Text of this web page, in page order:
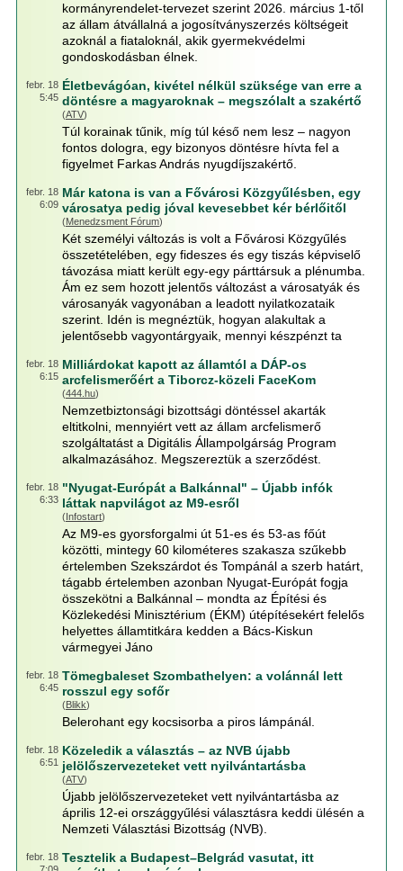
kormányrendelet-tervezet szerint 2026. március 1-től
az állam átvállalná a jogosítványszerzés költségeit
azoknál a fiataloknál, akik gyermekvédelmi
gondoskodásban élnek.
febr. 18
5:45
Életbevágóan, kivétel nélkül szüksége van erre a
döntésre a magyaroknak – megszólalt a szakértő
(ATV)
Túl korainak tűnik, míg túl késő nem lesz – nagyon
fontos dologra, egy bizonyos döntésre hívta fel a
figyelmet Farkas András nyugdíjszakértő.
febr. 18
6:09
Már katona is van a Fővárosi Közgyűlésben, egy
városatya pedig jóval kevesebbet kér bérlőitől
(Menedzsment Fórum)
Két személyi változás is volt a Fővárosi Közgyűlés
összetételében, egy fideszes és egy tiszás képviselő
távozása miatt került egy-egy párttársuk a plénumba.
Ám ez sem hozott jelentős változást a városatyák és
városanyák vagyonában a leadott nyilatkozataik
szerint. Idén is megnéztük, hogyan alakultak a
jelentősebb vagyontárgyaik, mennyi készpénzt ta
febr. 18
6:15
Milliárdokat kapott az államtól a DÁP-os
arcfelismerőért a Tiborcz-közeli FaceKom
(444.hu)
Nemzetbiztonsági bizottsági döntéssel akarták
eltitkolni, mennyiért vett az állam arcfelismerő
szolgáltatást a Digitális Állampolgárság Program
alkalmazásához. Megszereztük a szerződést.
febr. 18
6:33
"Nyugat-Európát a Balkánnal" – Újabb infók
láttak napvilágot az M9-esről
(Infostart)
Az M9-es gyorsforgalmi út 51-es és 53-as főút
közötti, mintegy 60 kilométeres szakasza szűkebb
értelemben Szekszárdot és Tompánál a szerb határt,
tágabb értelemben azonban Nyugat-Európát fogja
összekötni a Balkánnal – mondta az Építési és
Közlekedési Minisztérium (ÉKM) útépítésekért felelős
helyettes államtitkára kedden a Bács-Kiskun
vármegyei Jáno
febr. 18
6:45
Tömegbaleset Szombathelyen: a volánnál lett
rosszul egy sofőr
(Blikk)
Belerohant egy kocsisorba a piros lámpánál.
febr. 18
6:51
Közeledik a választás – az NVB újabb
jelölőszervezeteket vett nyilvántartásba
(ATV)
Újabb jelölőszervezeteket vett nyilvántartásba az
április 12-ei országgyűlési választásra keddi ülésén a
Nemzeti Választási Bizottság (NVB).
febr. 18 Tesztelik a Budapest–Belgrád vasutat, itt